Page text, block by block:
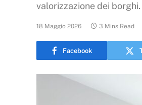
valorizzazione dei
18 Maggio 2026 3 Mins Read
Facebook